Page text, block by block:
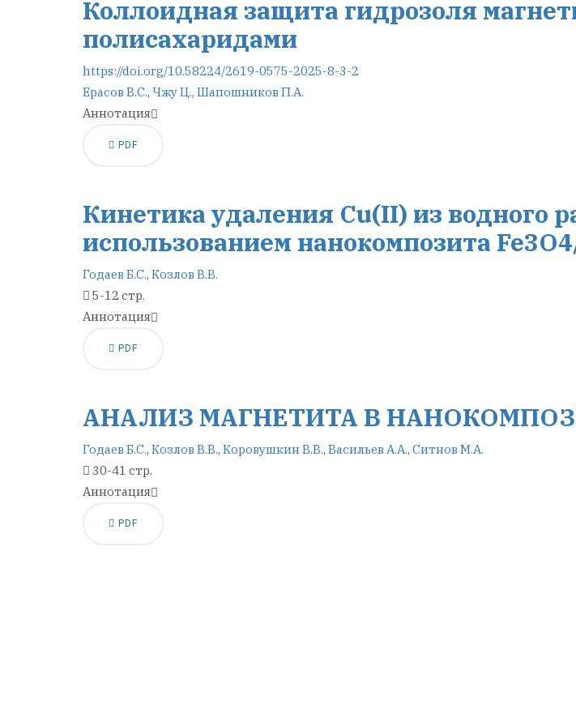
Коллоидная защита гидрозоля
полисахаридами
https://doi.org/10.58224/2619-0575-2025-8-3-2
Ерасов В.С., Чжу Ц., Шапошников П.А.
Аннотация
PDF
Кинетика удаления Cu(II) из водного
использованием нанокомпозита
Годаев Б.С., Козлов В.В.
5-12 стр.
Аннотация
PDF
АНАЛИЗ МАГНЕТИТА В
Годаев Б.С., Козлов В.В., Коровушкин В.В., Васильев А.А., Ситнов М.А.
30-41 стр.
Аннотация
PDF